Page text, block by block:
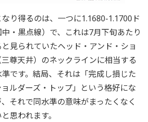
り得るのは、一つに1.1680-1.1700ド
・黒点線）で、これは7月下旬あたり
見られていたヘッド・アンド・ショ
尊天井）のネックラインに相当する
です。結局、それは「完成し損じた
ルダーズ・トップ」という格好にな
それで同水準の意味がまったくなく
思われます。